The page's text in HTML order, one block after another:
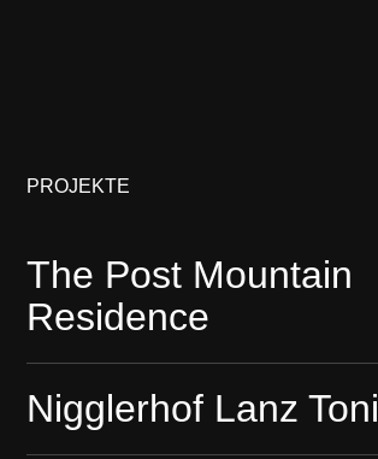
PROJEKTE
The Post Mountain
Residence
Nigglerhof Lanz Toni